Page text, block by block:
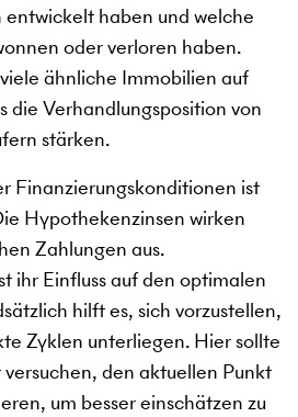
haben und welche
oder verloren haben.
ähnliche Immobilien auf
die Verhandlungsposition von
stärken.
Finanzierungskonditionen ist
Hypothekenzinsen wirken
Zahlungen aus.
ihr Einfluss auf den optimalen
hilft es, sich vorzustellen,
Zyklen unterliegen. Hier sollte
den aktuellen Punkt
um besser einschätzen zu